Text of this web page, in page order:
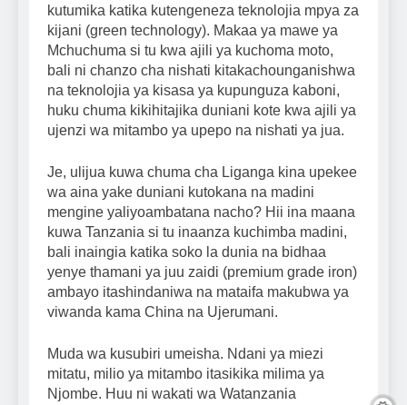
kutumika katika kutengeneza teknolojia mpya za
kijani (green technology). Makaa ya mawe ya
Mchuchuma si tu kwa ajili ya kuchoma moto,
bali ni chanzo cha nishati kitakachounganishwa
na teknolojia ya kisasa ya kupunguza kaboni,
huku chuma kikihitajika duniani kote kwa ajili ya
ujenzi wa mitambo ya upepo na nishati ya jua.
Je, ulijua kuwa chuma cha Liganga kina upekee
wa aina yake duniani kutokana na madini
mengine yaliyoambatana nacho? Hii ina maana
kuwa Tanzania si tu inaanza kuchimba madini,
bali inaingia katika soko la dunia na bidhaa
yenye thamani ya juu zaidi (premium grade iron)
ambayo itashindaniwa na mataifa makubwa ya
viwanda kama China na Ujerumani.
Muda wa kusubiri umeisha. Ndani ya miezi
mitatu, milio ya mitambo itasikika milima ya
Njombe. Huu ni wakati wa Watanzania